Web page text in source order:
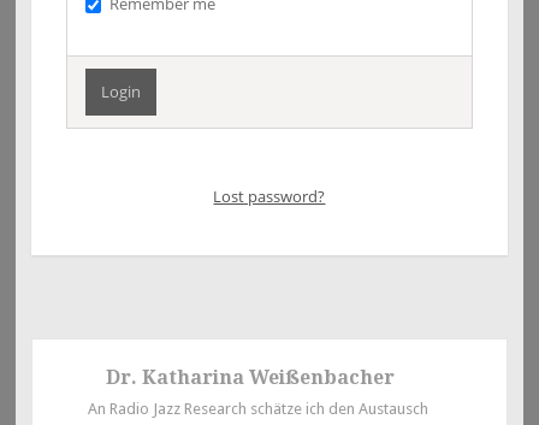
Lost password?
Dr. Katharina Weißenbacher
An Radio Jazz Research schätze ich den Austausch